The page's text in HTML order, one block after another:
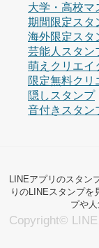
大学・高校マ
期間限定スタ
海外限定スタ
芸能人スタン
萌えクリエイ
限定無料クリ
隠しスタンプ
音付きスタン
LINEアプリのスタン
りのLINEスタンプを
プや
Copyright©